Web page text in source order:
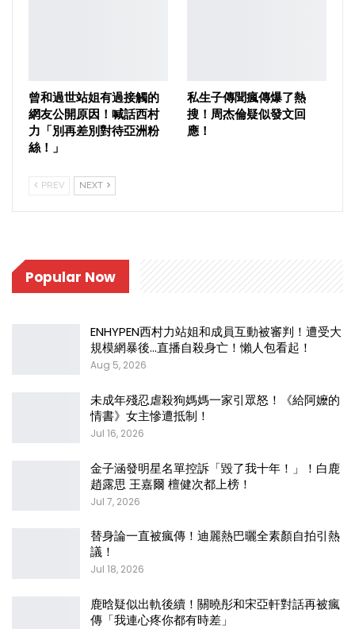
曾和過世站姐有過接觸的
網友公開原因！喊話西村
力「別再差別對待亞洲粉
絲！」
私生子傳聞瘋傳爆了熱
搜！周杰倫疑似發文回
應！
PREV NEXT
Popular Now
ENHYPEN西村力站姐和成員互動被審判！遭受大
規模網暴後…直播自殺身亡！懶人包看起！
Aug 5, 2026
未成年殘忍虐殺狗媽媽一家引眾怒！《給阿嬤的
情書》女主慘遭抵制！
Jul 16, 2026
金子涵發明星名單控訴「毀了我十年！」！白鹿
趙露思 王嘉爾 檀健次都上榜！
Jul 7, 2026
替身論一直被瘋傳！迪麗熱巴曬全素顏自拍引熱
議！
Jul 18, 2026
鹿晗疑似出軌後續！關曉彤和宋亞軒對話再被瘋
傳「我連心疼你都有時差」